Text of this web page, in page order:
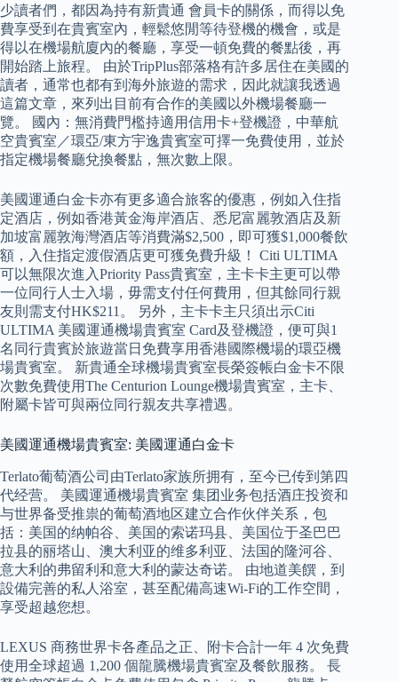
少讀者們，都因為持有新貴通 會員卡的關係，而得以免
費享受到在貴賓室內，輕鬆悠閒等待登機的機會，或是
得以在機場航廈內的餐廳，享受一頓免費的餐點後，再
開始踏上旅程。 由於TripPlus部落格有許多居住在美國的
讀者，通常也都有到海外旅遊的需求，因此就讓我透過
這篇文章，來列出目前有合作的美國以外機場餐廳一
覽。 國內：無消費門檻持適用信用卡+登機證，中華航
空貴賓室／環亞/東方宇逸貴賓室可擇一免費使用，並於
指定機場餐廳兌換餐點，無次數上限。
美國運通白金卡亦有更多適合旅客的優惠，例如入住指
定酒店，例如香港黃金海岸酒店、悉尼富麗敦酒店及新
加坡富麗敦海灣酒店等消費滿$2,500，即可獲$1,000餐飲
額，入住指定渡假酒店更可獲免費升級！ Citi ULTIMA
可以無限次進入Priority Pass貴賓室，主卡卡主更可以帶
一位同行人士入場，毋需支付任何費用，但其餘同行親
友則需支付HK$211。 另外，主卡卡主只須出示Citi
ULTIMA 美國運通機場貴賓室 Card及登機證，便可與1
名同行貴賓於旅遊當日免費享用香港國際機場的環亞機
場貴賓室。 新貴通全球機場貴賓室長榮簽帳白金卡不限
次數免費使用The Centurion Lounge機場貴賓室，主卡、
附屬卡皆可與兩位同行親友共享禮遇。
美國運通機場貴賓室: 美國運通白金卡
Terlato葡萄酒公司由Terlato家族所拥有，至今已传到第四
代经营。 美國運通機場貴賓室 集团业务包括酒庄投资和
与世界备受推祟的葡萄酒地区建立合作伙伴关系，包
括：美国的纳帕谷、美国的索诺玛县、美国位于圣巴巴
拉县的丽塔山、澳大利亚的维多利亚、法国的隆河谷、
意大利的弗留利和意大利的蒙达奇诺。 由地道美饌，到
設備完善的私人浴室，甚至配備高速Wi-Fi的工作空間，
享受超越您想。
LEXUS 商務世界卡各產品之正、附卡合計一年 4 次免費
使用全球超過 1,200 個龍騰機場貴賓室及餐飲服務。 長